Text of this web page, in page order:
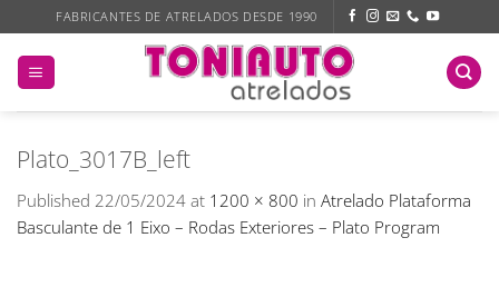
to
content
FABRICANTES DE ATRELADOS DESDE 1990
Plato_3017B_left
Published 22/05/2024 at 1200 × 800 in Atrelado Plataforma
Basculante de 1 Eixo – Rodas Exteriores – Plato Program